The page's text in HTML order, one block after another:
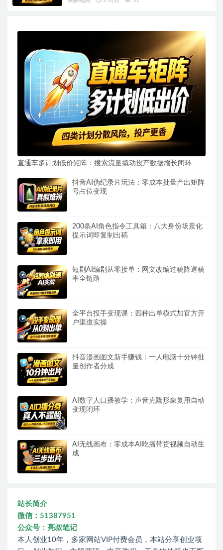
直通车多计划低价矩阵：搜索流量撬动投产数据增长闭环
抖音AI伪纪录片玩法：零成本批量产出矩阵
号占位变现
200条AI角色指令工具箱：八大身份场景化
提示词即复制出稿
短剧AI编剧从零接单：网文改编过稿降退稿
率全链路
全平台投手变现课：四种出单模式加官方开
户渠道实操
抖音漫画图文新手赚钱：一人电脑十分钟批
量创作者分成
AI数字人口播教学：声音克隆形象复用自动
变现闭环
AI无线画布：零成本AI吃播带货视频自动生
成
站长简介
微信：51387951
公众号：亮叔笔记
本人创业10年，多家网站VIP付费会员，本站分享创业项